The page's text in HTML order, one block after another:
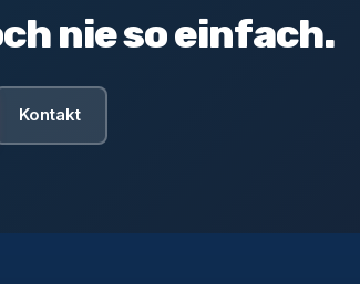
nie so einfach.
Kontakt